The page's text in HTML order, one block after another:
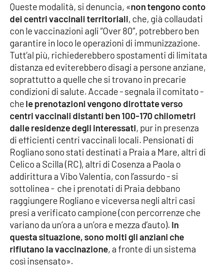
Cultura
Economia e Lavoro
Politica
Sanità
Società
Sport
RUBRICHE
Good Morning Vietnam
Parchi Marini Calabria
Leggendo Alvaro insieme
Queste modalità, si denuncia, «non tengono conto
dei centri vaccinali territoriali, che, già collaudati
con le vaccinazioni agli “Over 80”, potrebbero ben
garantire in loco le operazioni di immunizzazione.
Tutt’al più, richiederebbero spostamenti di limitata
distanza ed eviterebbero disagi a persone anziane,
soprattutto a quelle che si trovano in precarie
condizioni di salute. Accade - segnala il comitato -
che le prenotazioni vengono dirottate verso
centri vaccinali distanti ben 100-170 chilometri
dalle residenze degli interessati, pur in presenza
di efficienti centri vaccinali locali. Pensionati di
Rogliano sono stati destinati a Praia a Mare, altri di
Celico a Scilla (RC), altri di Cosenza a Paola o
addirittura a Vibo Valentia, con l’assurdo - si
sottolinea - che i prenotati di Praia debbano
raggiungere Rogliano e viceversa negli altri casi
presi a verificato campione (con percorrenze che
variano da un’ora a un’ora e mezza d’auto). In
questa situazione, sono molti gli anziani che
rifiutano la vaccinazione, a fronte di un sistema
così insensato».